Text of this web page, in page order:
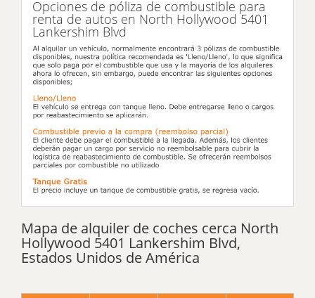
Opciones de póliza de combustible para
renta de autos en North Hollywood 5401
Lankershim Blvd
Mapa de alquiler de coches cerca North
Hollywood 5401 Lankershim Blvd,
Estados Unidos de América